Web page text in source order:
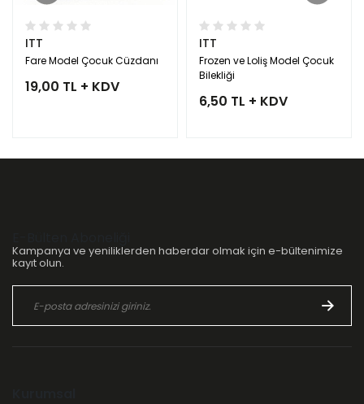
ITT
Fare Model Çocuk Cüzdanı
19,00 TL + KDV
ITT
Frozen ve Loliş Model Çocuk
Bilekliği
6,50 TL + KDV
Kampanya ve yeniliklerden haberdar olmak için e-bültenimize
kayıt olun.